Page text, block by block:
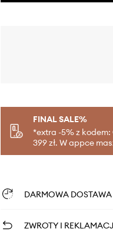
FINAL SALE%
*extra -5% z kodem:
399 zł. W appce
DARMOWA
ZWROTY I